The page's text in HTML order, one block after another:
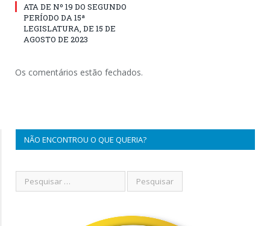
ATA DE Nº 19 DO SEGUNDO
PERÍODO DA 15ª
LEGISLATURA, DE 15 DE
AGOSTO DE 2023
Os comentários estão fechados.
NÃO ENCONTROU O QUE QUERIA?